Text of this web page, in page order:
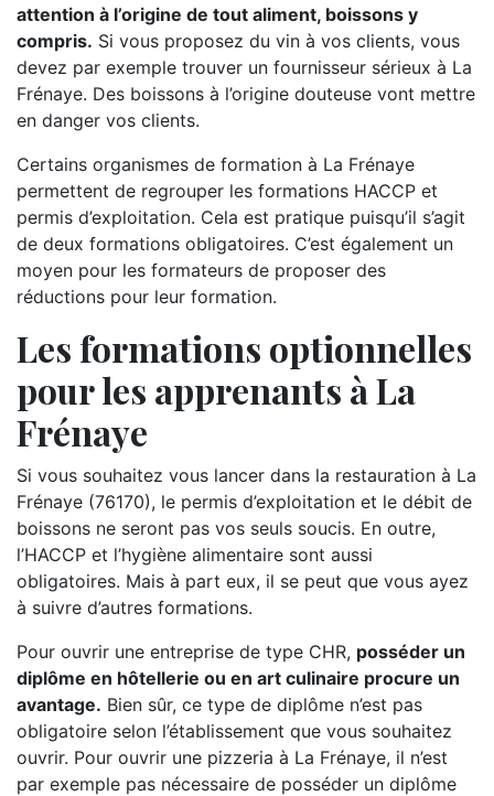
attention à l’origine de tout aliment, boissons y
compris. Si vous proposez du vin à vos clients, vous
devez par exemple trouver un fournisseur sérieux à La
Frénaye. Des boissons à l’origine douteuse vont mettre
en danger vos clients.
Certains organismes de formation à La Frénaye
permettent de regrouper les formations HACCP et
permis d’exploitation. Cela est pratique puisqu’il s’agit
de deux formations obligatoires. C’est également un
moyen pour les formateurs de proposer des
réductions pour leur formation.
Les formations optionnelles
pour les apprenants à La
Frénaye
Si vous souhaitez vous lancer dans la restauration à La
Frénaye (76170), le permis d’exploitation et le débit de
boissons ne seront pas vos seuls soucis. En outre,
l’HACCP et l’hygiène alimentaire sont aussi
obligatoires. Mais à part eux, il se peut que vous ayez
à suivre d’autres formations.
Pour ouvrir une entreprise de type CHR, posséder un
diplôme en hôtellerie ou en art culinaire procure un
avantage. Bien sûr, ce type de diplôme n’est pas
obligatoire selon l’établissement que vous souhaitez
ouvrir. Pour ouvrir une pizzeria à La Frénaye, il n’est
par exemple pas nécessaire de posséder un diplôme